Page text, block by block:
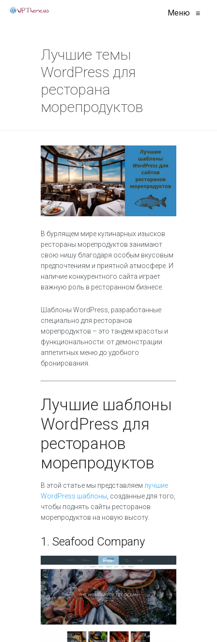
Меню ≡
Лучшие темы
WordPress для
ресторана
морепродуктов
В бурлящем мире кулинарных изысков
рестораны морепродуктов занимают
свою нишу благодаря особым вкусовым
предпочтениям и приятной атмосфере. И
наличие конкурентного сайта играет
важную роль в ресторанном бизнесе.
Шаблоны WordPress, разработанные
специально для ресторанов
морепродуктов – это тандем красоты и
функциональности: от демонстрации
аппетитных меню до удобного
бронирования.
Лучшие шаблоны
WordPress для
ресторанов
морепродуктов
В этой статье мы представляем лучшие
WordPress шаблоны , созданные для того,
чтобы поднять сайты ресторанов
морепродуктов на новую высоту.
1. Seafood Company